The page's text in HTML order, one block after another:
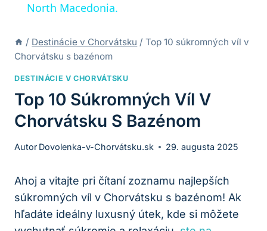
North Macedonia.
/ Destinácie v Chorvátsku / Top 10 súkromných víl v
Chorvátsku s bazénom
DESTINÁCIE V CHORVÁTSKU
Top 10 Súkromných Víl V
Chorvátsku S Bazénom
Autor Dovolenka-v-Chorvátsku.sk 29. augusta 2025
Ahoj a vitajte ​pri čítaní zoznamu najlepších‍
súkromných víl v ⁢Chorvátsku s bazénom! Ak
‍hľadáte ideálny luxusný útek, kde ​si môžete